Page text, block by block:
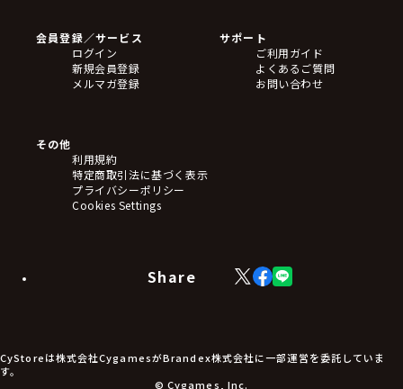
フィギュア
アクリルスタンド
バッジ
キーホルダー・ストラップ
ステッカー・シール・カード
タペストリー・ポスター
アームサポーター
ブレードホルダー
食品・飲料品
アパレル小物
アクセサリー
会員登録／サービス
ログイン
新規会員登録
メルマガ登録
サポート
ご利用ガイド
よくあるご質問
お問い合わせ
その他
利用規約
特定商取引法に基づく表示
プライバシーポリシー
Cookies Settings
Share
X
(Twitter)
Facebook
LINE
CyStoreは株式会社CygamesがBrandex株式会社に一部運営を委託していま
す。
© Cygames, Inc.